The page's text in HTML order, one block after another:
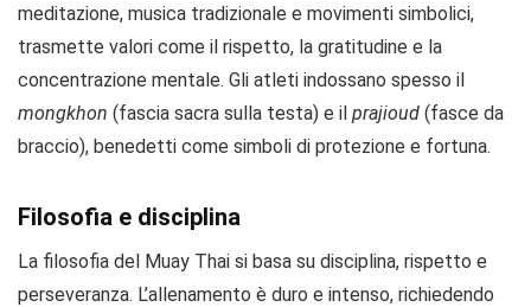
meditazione, musica tradizionale e movimenti simbolici,
trasmette valori come il rispetto, la gratitudine e la
concentrazione mentale. Gli atleti indossano spesso il
mongkhon (fascia sacra sulla testa) e il prajioud (fasce da
braccio), benedetti come simboli di protezione e fortuna.
Filosofia e disciplina
La filosofia del Muay Thai si basa su disciplina, rispetto e
perseveranza. L’allenamento è duro e intenso, richiedendo